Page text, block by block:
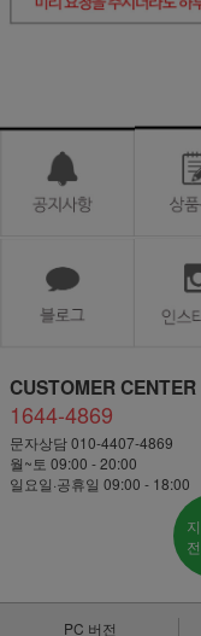
CUSTOMER CENTER
1644-4869
문자상담 010-4407-4869
월~토 09:00 - 20:00
일요일·공휴일 09:00 - 18:00
PC 버전